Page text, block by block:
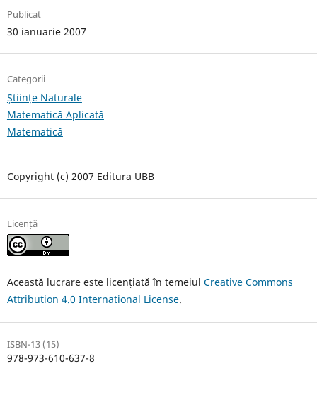
Publicat
30 ianuarie 2007
Categorii
Științe Naturale
Matematică Aplicată
Matematică
Copyright (c) 2007 Editura UBB
Licență
Această lucrare este licențiată în temeiul Creative Commons
Attribution 4.0 International License.
ISBN-13 (15)
978-973-610-637-8